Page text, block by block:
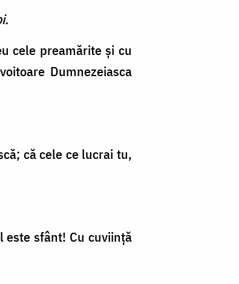
cele preamărite şi cu
Dumnezeiasca
că cele ce lucrai tu,
este sfânt! Cu cuviinţă